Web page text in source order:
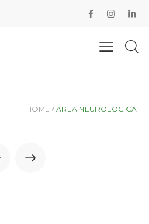
HOME / AREA NEUROLOGICA